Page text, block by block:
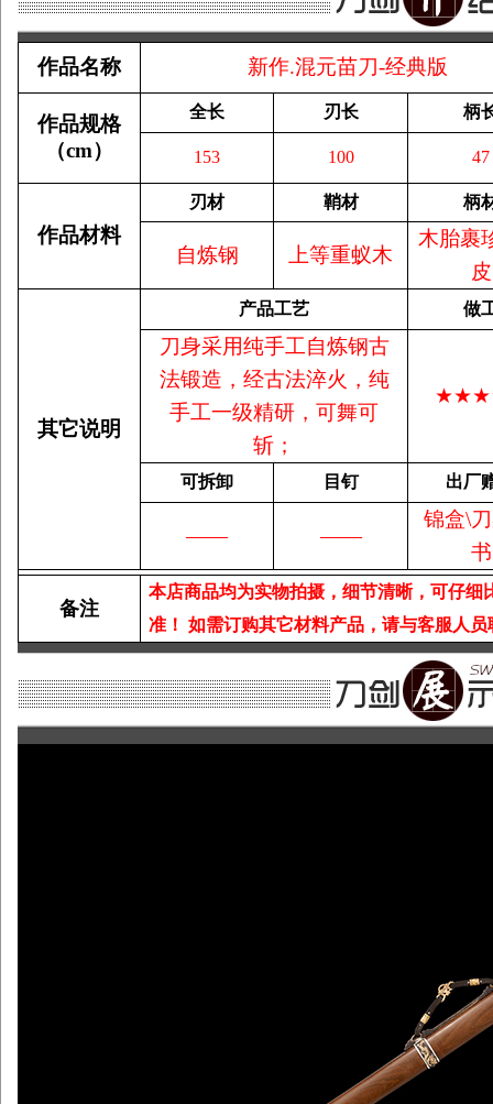
作品名称 新作.混元苗刀-经典版
作品规格
（cm）
全长 刃长 柄
153 100 47
作品材料
刃材 鞘材 柄
自炼钢 上等重蚁木
木胎裹
皮
其它说明
产品工艺 做
刀身采用纯手工自炼钢古
法锻造，经古法淬火，纯
手工一级精研，可舞可
斩；
可拆卸 目钉 出厂
—— ——
锦盒\
书
备注
本店商品均为实物拍摄，细节清晰，可仔
准！ 如需订购其它材料产品，请与客服人员